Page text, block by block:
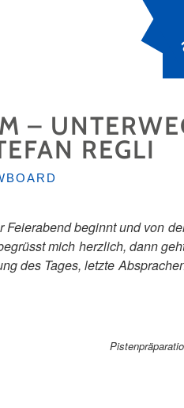
–
REGLI
Feierabend beginnt und von
mich herzlich, dann
des Tages, letzte